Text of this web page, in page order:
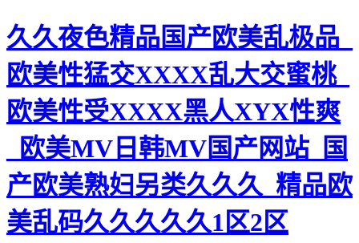
久久夜色精品国产欧美乱极品_
欧美性猛交XXXX乱大交蜜桃_
欧美性受XXXX黑人XYX性爽
_欧美MV日韩MV国产网站_国
产欧美熟妇另类久久久_精品欧
美乱码久久久久久1区2区